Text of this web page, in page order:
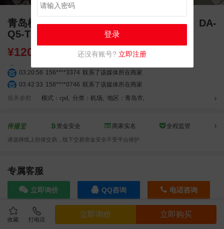
收藏 打电话
立即询价 立即购买
青岛机场T2出发层墙面灯箱广告（一个月）DA-
Q5-T2
¥120000.00
03:20:56 156****3374 联系了该媒体所在商家
03:42:33 158****0746 联系了该媒体所在商家
01:59:39 189****2617 联系了该媒体所在商家
01:50:54
192****2334
联系了该媒体所在商家
10:08:47
02:32:27 176****3456 联系了该媒体所在商家
04:09:07 182****6963
联系了该媒体所在商家
130****3379 联系了该媒体所在商家
08:36:41
191****0991 联系了该媒体所在商家
服务参数 模式：cpd , 分类：机场, 地区：青岛市,
资金安全 商家实名 全程监管
请选择线上担保交易，线下交易资金安全不受平台保护
专属客服
立即询价 QQ咨询 电话咨询
效果截图
登录
还没有账号? 立即注册